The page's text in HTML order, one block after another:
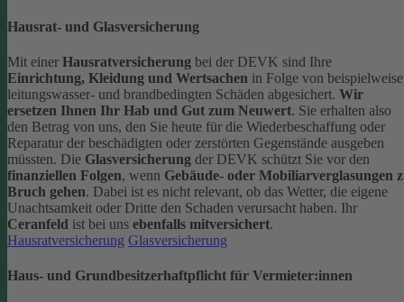
Hausrat- und Glasversicherung
Mit einer Hausratversicherung bei der DEVK sind Ihre
Einrichtung, Kleidung und Wertsachen in Folge von beispielweise
leitungswasser- und brandbedingten Schäden abgesichert. Wir
ersetzen Ihnen Ihr Hab und Gut zum Neuwert. Sie erhalten also
den Betrag von uns, den Sie heute für die Wiederbeschaffung oder
Reparatur der beschädigten oder zerstörten Gegenstände ausgeben
müssten. Die Glasversicherung der DEVK schützt Sie vor den
finanziellen Folgen, wenn Gebäude- oder Mobiliarverglasungen
Bruch gehen. Dabei ist es nicht relevant, ob das Wetter, die eigene
Unachtsamkeit oder Dritte den Schaden verursacht haben. Ihr
Ceranfeld ist bei uns ebenfalls mitversichert.
Hausratversicherung Glasversicherung
Haus- und Grundbesitzerhaftpflicht für Vermieter:innen